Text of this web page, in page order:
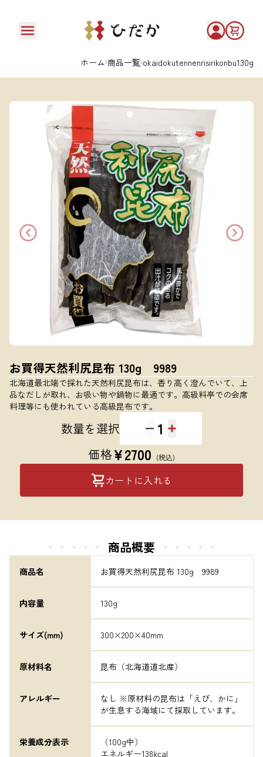
ホーム 商品一覧 okaidokutennenrisirikonbu130g
お買得天然利尻昆布 130g 9989
北海道最北端で採れた天然利尻昆布は、香り高く澄んでいて、上
品なだしが取れ、お吸い物や鍋物に最適です。高級料亭での会席
料理等にも使われている高級昆布です。
数量を選択 1
価格¥2700 (税込)
カートに入れる
・・・・・ 商品概要 ・・・・・
商品名 お買得天然利尻昆布 130g　9989
内容量 130g
サイズ(mm) 300×200×40mm
原材料名 昆布（北海道道北産）
アレルギー
なし ※原材料の昆布は「えび、かに」
が生息する海域にて採取しています。
栄養成分表示
（100g中）
エネルギー138kcal